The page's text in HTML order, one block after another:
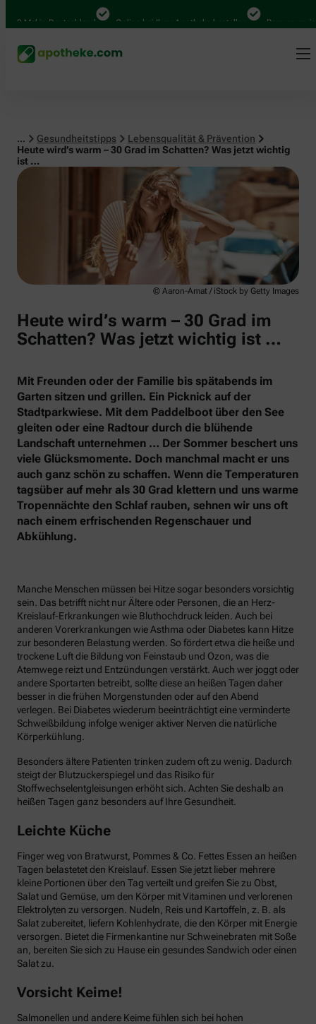
Mal in Deutschland Online bei Ihrer Apotheke bestellen Bequem
... Gesundheitstipps
Lebensqualität & Prävention
Heute wird’s warm – 30 Grad im Schatten? Was jetzt wichtig
ist …
Lebensqualität & Prävention
© Aaron-Amat / iStock by Getty Images
Heute wird’s warm – 30 Grad im
Schatten? Was jetzt wichtig ist …
Mit Freunden oder der Familie bis spätabends im
Garten sitzen und grillen. Ein Picknick auf der
Stadtparkwiese. Mit dem Paddelboot über den See
gleiten oder eine Radtour durch die blühende
Landschaft unternehmen … Der Sommer beschert uns
viele Glücksmomente. Doch manchmal macht er uns
auch ganz schön zu schaffen. Wenn die Temperaturen
tagsüber auf mehr als 30 Grad klettern und uns warme
Tropennächte den Schlaf rauben, sehnen wir uns oft
nach einem erfrischenden Regenschauer und
Abkühlung.
Manche Menschen müssen bei Hitze sogar besonders vorsichtig
sein. Das betrifft nicht nur Ältere oder Personen, die an Herz-
Kreislauf-Erkrankungen wie Bluthochdruck leiden. Auch bei
anderen Vorerkrankungen wie Asthma oder Diabetes kann Hitze
zur besonderen Belastung werden. So fördert etwa die heiße und
trockene Luft die Bildung von Feinstaub und Ozon, was die
Atemwege reizt und Entzündungen verstärkt. Auch wer joggt oder
andere Sportarten betreibt, sollte diese an heißen Tagen daher
besser in die frühen Morgenstunden oder auf den Abend
verlegen. Bei Diabetes wiederum beeinträchtigt eine verminderte
Schweißbildung infolge weniger aktiver Nerven die natürliche
Körperkühlung.
Besonders ältere Patienten trinken zudem oft zu wenig. Dadurch
steigt der Blutzuckerspiegel und das Risiko für
Stoffwechselentgleisungen erhöht sich. Achten Sie deshalb an
heißen Tagen ganz besonders auf Ihre Gesundheit.
Leichte Küche
Finger weg von Bratwurst, Pommes & Co. Fettes Essen an heißen
Tagen belastetet den Kreislauf. Essen Sie jetzt lieber mehrere
kleine Portionen über den Tag verteilt und greifen Sie zu Obst,
Salat und Gemüse, um den Körper mit Vitaminen und verlorenen
Elektrolyten zu versorgen. Nudeln, Reis und Kartoffeln, z. B. als
Salat zubereitet, liefern Kohlenhydrate, die den Körper mit Energie
versorgen. Bietet die Firmenkantine nur Schweinebraten mit Soße
an, bereiten Sie sich zu Hause ein gesundes Sandwich oder einen
Salat zu.
Vorsicht Keime!
Salmonellen und andere Keime fühlen sich bei hohen